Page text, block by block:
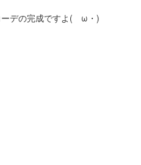
デの完成ですよ(ゝω・)